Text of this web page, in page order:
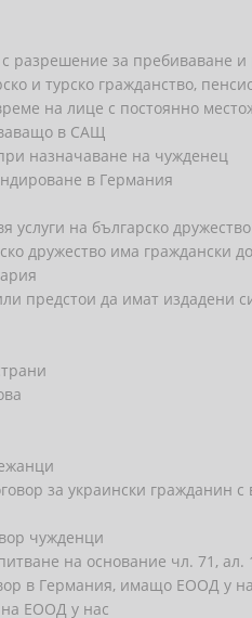
разрешение за пребиваване и
и турско гражданство,
на лице с постоянно
в САЩ
назначаване на чужденец
в Германия
услуги на българско дружество
дружество има граждански
предстои да имат издадени
за украински гражданин с
чужденци
на основание чл. 71, ал.
в Германия, имащо ЕООД у
ЕООД у нас